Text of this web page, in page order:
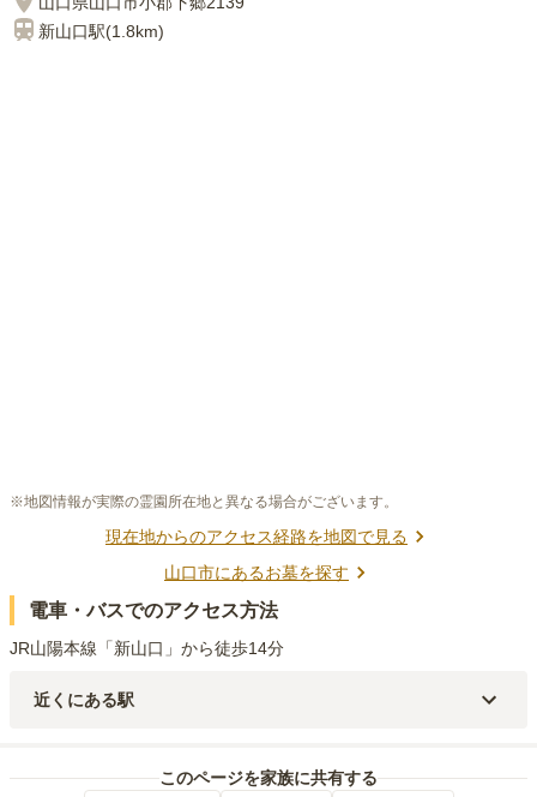
新山口駅(1.8km)
※地図情報が実際の霊園所在地と異なる場合がございます。
現在地からのアクセス経路を地図で見る
山口市にあるお墓を探す
電車・バスでのアクセス方法
JR山陽本線「新山口」から徒歩14分
近くにある駅
このページを家族に共有する